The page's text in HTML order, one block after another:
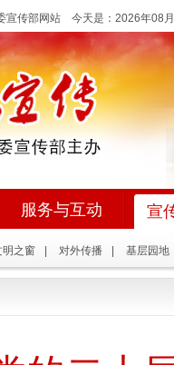
宣传部网站 今天是： 2026年08
服务与互动 宣
明之窗 对外传播 基层园地